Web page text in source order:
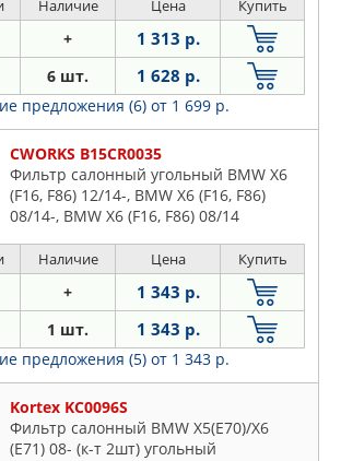
Наличие Цена Купить
+ 1 313 р.
6 шт. 1 628 р.
предложения (6) от 1 699 р.
CWORKS B15CR0035
Фильтр салонный угольный BMW X6
(F16, F86) 12/14-, BMW X6 (F16, F86)
08/14-, BMW X6 (F16, F86) 08/14
Наличие Цена Купить
+ 1 343 р.
1 шт. 1 343 р.
предложения (5) от 1 343 р.
Kortex KC0096S
Фильтр салонный BMW X5(E70)/X6
(E71) 08- (к-т 2шт) угольный